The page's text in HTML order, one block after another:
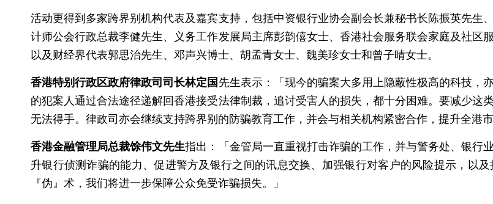
活动更得到多家跨界别机构代表及嘉宾支持，包括中资银行业协会副会长兼秘书长陈振英先生
计师公会行政总裁李健先生、义务工作发展局主席彭韵僖女士、香港社会服务联会家庭及社区
以及财经界代表郭思治先生、邓声兴博士、胡孟青女士、魏美珍女士和曾子晴女士。
香港特别行政区政府律政司司长林定国 先生表示：「现今的骗案大多用上隐蔽性极高的科技，
的犯案人通过合法途径递解回香港接受法律制裁，追讨受害人的损失，都十分困难。要减少这
无法得手。律政司亦会继续支持跨界别的防骗教育工作，并会与相关机构紧密合作，提升全港市
香港金融管理局总裁馀伟文先生指出：「金管局一直重视打击诈骗的工作，并与警务处、银行
升银行侦测诈骗的能力、促进警方及银行之间的讯息交换、加强银行对客户的风险提示，以
『伪』术，我们将进一步保障公众免受诈骗损失。」